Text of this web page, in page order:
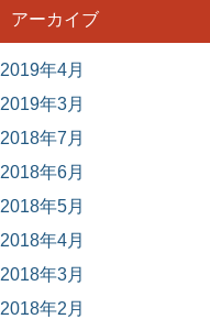
アーカイブ
2019年4月
2019年3月
2018年7月
2018年6月
2018年5月
2018年4月
2018年3月
2018年2月